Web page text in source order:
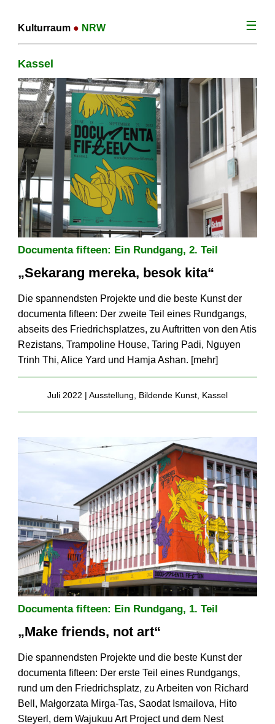
Kulturraum ● NRW ☰
Kassel
Documenta fifteen: Ein Rundgang, 2. Teil
„Sekarang mereka, besok kita“
Die spannendsten Projekte und die beste Kunst der
documenta fifteen: Der zweite Teil eines Rundgangs,
abseits des Friedrichsplatzes, zu Auftritten von den Atis
Rezistans, Trampoline House, Taring Padi, Nguyen
Trinh Thi, Alice Yard und Hamja Ashan. [mehr]
Juli 2022 | Ausstellung Bildende Kunst, Kassel
Documenta fifteen: Ein Rundgang, 1. Teil
„Make friends, not art“
Die spannendsten Projekte und die beste Kunst der
documenta fifteen: Der erste Teil eines Rundgangs,
rund um den Friedrichsplatz, zu Arbeiten von Richard
Bell, Małgorzata Mirga-Tas, Saodat Ismailova, Hito
Steyerl, dem Wajukuu Art Project und dem Nest